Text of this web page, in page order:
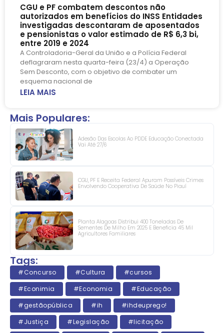
CGU e PF combatem descontos não
autorizados em benefícios do INSS Entidades
investigadas descontaram de aposentados
e pensionistas o valor estimado de R$ 6,3 bi,
entre 2019 e 2024
A Controladoria-Geral da União e a Polícia Federal
deflagraram nesta quarta-feira (23/4) a Operação
Sem Desconto, com o objetivo de combater um
esquema nacional de
LEIA MAIS
Mais Populares:
Adesão Das Escolas Ao PDDE Educação Conectada
Vai Até 27/6
CGU, PF E Receita Federal Apuram Possíveis Crimes
Envolvendo Cooperativa De Saúde No Piauí
Planta Alagoas Distribui 400 Toneladas De
Sementes De Milho Em 2025 E Beneficia 45 Mil
Agricultores Familiares
Tags:
#Concurso #Cultura
#cursos
#Econimia
#Economia
#Educação
#gestãopública
#ih
#ihdeuprego!
#Justiça
#Legislação
#licitação